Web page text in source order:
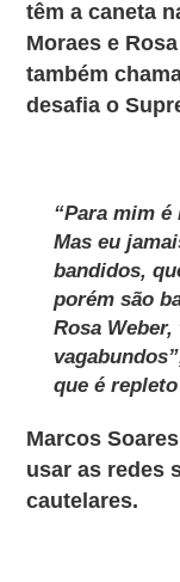
têm a caneta
Moraes e
também
desafia o
“Para mim
Mas eu
bandidos,
porém são
Rosa
que é
Marcos
usar as redes
cautelares.